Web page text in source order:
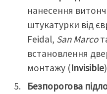
нанесення
штукатурки від
Feidal, San Marco
встановлення
монтажу (Invisible
Безпорогова